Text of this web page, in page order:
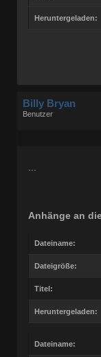
Heruntergeladen:
Billy Bryan
Benutzer
Anhänge an
Dateiname:
Dateigröße:
Titel:
Heruntergeladen:
Dateiname: